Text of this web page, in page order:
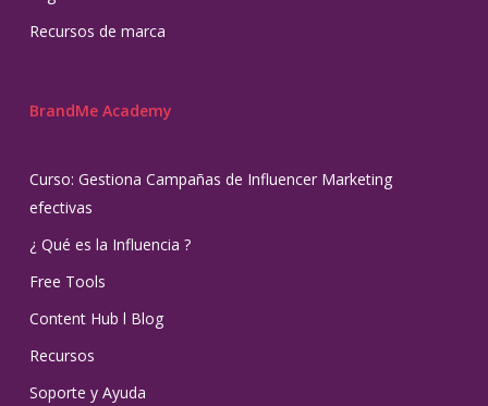
Recursos de marca
BrandMe Academy
Curso: Gestiona Campañas de Influencer Marketing
efectivas
¿ Qué es la Influencia ?
Free Tools
Content Hub l Blog
Recursos
Soporte y Ayuda